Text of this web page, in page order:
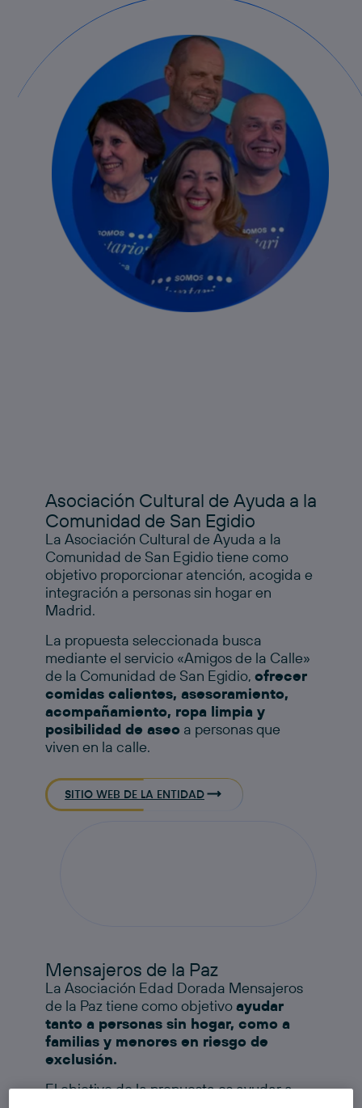
Asociación Cultural de Ayuda a la
Comunidad de San Egidio
La Asociación Cultural de Ayuda a la
Comunidad de San Egidio tiene como
objetivo proporcionar atención, acogida e
integración a personas sin hogar en
Madrid.
La propuesta seleccionada busca
mediante el servicio «Amigos de la Calle»
de la Comunidad de San Egidio, ofrecer
comidas calientes, asesoramiento,
acompañamiento, ropa limpia y
posibilidad de aseo a personas que
viven en la calle.
SITIO WEB DE LA ENTIDAD
Mensajeros de la Paz
La Asociación Edad Dorada Mensajeros
de la Paz tiene como objetivoayudar
tanto a personas sin hogar, como a
familias y menores en riesgo de
exclusión.
El objetivo de la propuesta es ayudar a